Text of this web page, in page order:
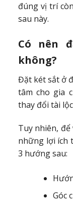
đúng vị trí
sau này.
Có nên
không?
Đặt két sắt ở
tâm cho gia
thay đổi tài
Tuy nhiên,
những lợi ích
3 hướng sau:
Góc